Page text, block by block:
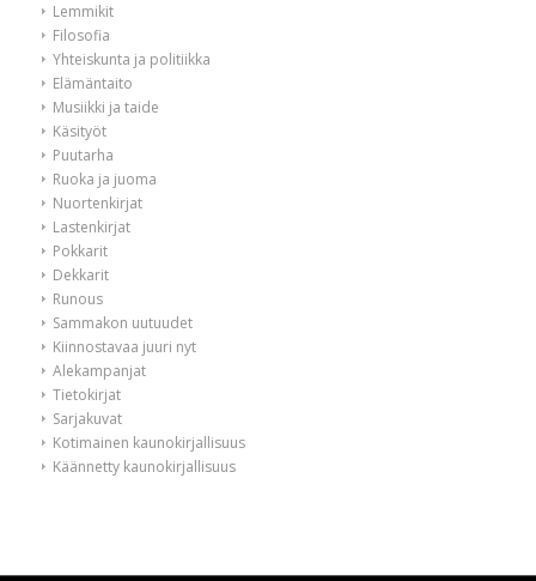
Lemmikit
Filosofia
Yhteiskunta ja politiikka
Elämäntaito
Musiikki ja taide
Käsityöt
Puutarha
Ruoka ja juoma
Nuortenkirjat
Lastenkirjat
Pokkarit
Dekkarit
Runous
Sammakon uutuudet
Kiinnostavaa juuri nyt
Alekampanjat
Tietokirjat
Sarjakuvat
Kotimainen kaunokirjallisuus
Käännetty kaunokirjallisuus